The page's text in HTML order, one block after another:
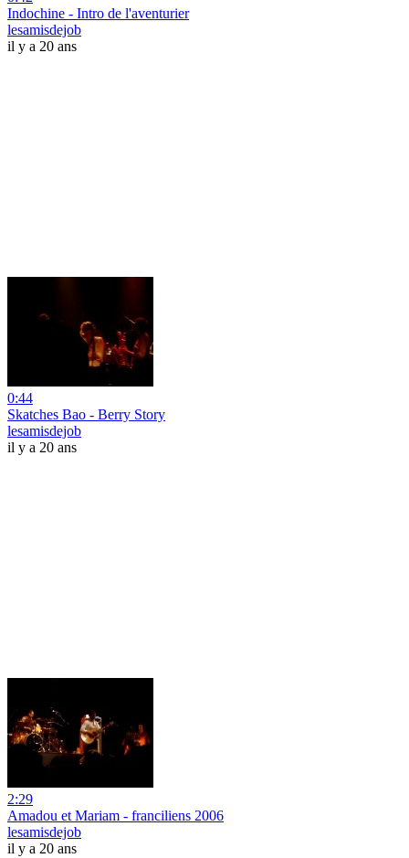
Indochine - Intro de l'aventurier
lesamisdejob
il y a 20 ans
0:44
Skatches Bao - Berry Story
lesamisdejob
il y a 20 ans
2:29
Amadou et Mariam - franciliens 2006
lesamisdejob
il y a 20 ans